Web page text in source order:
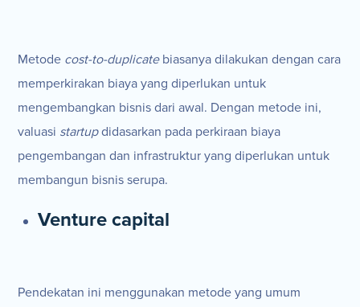
Metode cost-to-duplicatebiasanya dilakukan dengan cara
memperkirakan biaya yang diperlukan untuk
mengembangkan bisnis dari awal. Dengan metode ini,
valuasi startupdidasarkan pada perkiraan biaya
pengembangan dan infrastruktur yang diperlukan untuk
membangun bisnis serupa.
Venture capital
Pendekatan ini menggunakan metode yang umum